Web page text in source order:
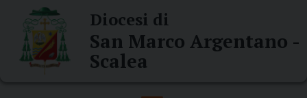
content
Diocesi di
San Marco Argentano -
Scalea